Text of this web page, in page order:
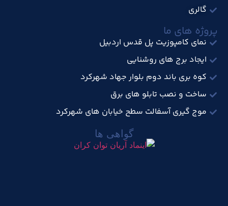
گالری
پروژه های ما
نمای کامپوزیت پل قدس اردبیل
ایجاد برج های روشنایی
کوه بری باند دوم بلوار جهاد شهرکرد
ساخت و نصب تابلو های برق
موج گیری آسفالت سطح خیابان های شهرکرد
گواهی ها